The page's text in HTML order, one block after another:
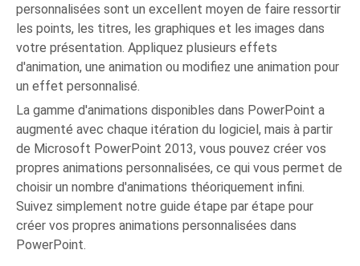
personnalisées sont un excellent moyen de faire ressortir
les points, les titres, les graphiques et les images dans
votre présentation. Appliquez plusieurs effets
d'animation, une animation ou modifiez une animation pour
un effet personnalisé.
La gamme d'animations disponibles dans PowerPoint a
augmenté avec chaque itération du logiciel, mais à partir
de Microsoft PowerPoint 2013, vous pouvez créer vos
propres animations personnalisées, ce qui vous permet de
choisir un nombre d'animations théoriquement infini.
Suivez simplement notre guide étape par étape pour
créer vos propres animations personnalisées dans
PowerPoint.